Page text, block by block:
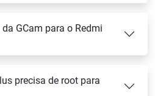
GCam para o Redmi
precisa de root para